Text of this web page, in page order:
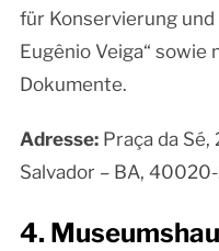
für Konservierung
Eugênio Veiga“
Dokumente.
Adresse:Praça da Sé,
Salvador – BA,
4.